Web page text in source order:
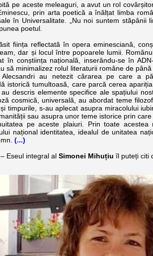
pe aceste meleaguri, a avut un rol
prin arta poetică a înălțat limba
în Universalitate. „Nu noi suntem stăpânii
poetul.
reflectată în opera eminesciană,
dar și locul între popoarele lumii.
în conștiința națională, inserându-se în
să minimalizez rolul literaturii române de
Alecsandri au netezit cărarea pe care a
istorică tumultoasă, care parcă cerea
descris elemente specifice ale spațiului
cosmică, universală, au abordat teme
timpurile, s-au aplecat asupra miracolului
sau asupra unor teme istorice prin
pe aceste plaiuri. Prin toate acestea
național identitatea, idealul de unitatea
(...)
– Eseul integral al Simonei Mihuțiu îl puteți citi